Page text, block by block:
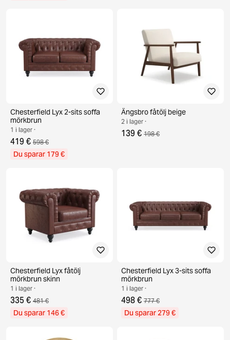
Chesterfield Lyx 2-sits soffa
mörkbrun
1 i lager ·
419 € 598 €
Du sparar 179 €
Ängsbro fåtölj beige
2 i lager ·
139 € 198 €
Chesterfield Lyx fåtölj
mörkbrun skinn
1 i lager ·
335 € 481 €
Du sparar 146 €
Chesterfield Lyx 3-sits soffa
mörkbrun
1 i lager ·
498 € 777 €
Du sparar 279 €